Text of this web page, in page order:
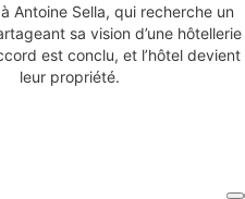
Antoine Sella, qui recherche un
sa vision d’une hôtellerie
est conclu, et l’hôtel devient
leur propriété.